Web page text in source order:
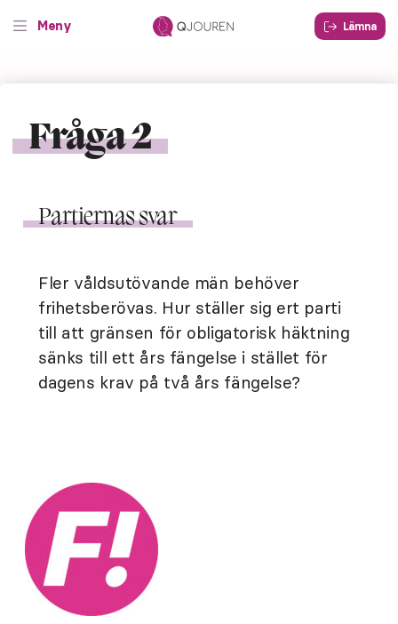
Meny Lämna
Fråga 2
Partiernas svar
Fler våldsutövande män behöver
frihetsberövas. Hur ställer sig ert parti
till att gränsen för obligatorisk häktning
sänks till ett års fängelse i stället för
dagens krav på två års fängelse?